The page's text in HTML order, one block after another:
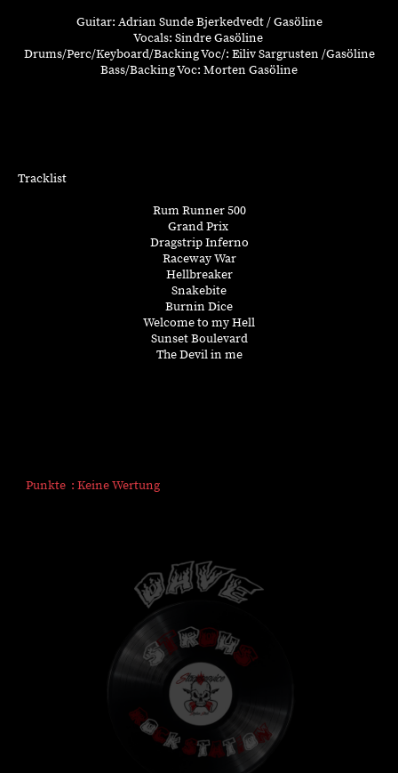
Tracklist
Rum Runner 500
Grand Prix
Dragstrip Inferno
Raceway War
Hellbreaker
Snakebite
Burnin Dice
Welcome to my Hell
Sunset Boulevard
The Devil in me
Guitar: Adrian Sunde Bjerkedvedt / Gasöline
Vocals: Sindre Gasöline
Drums/Perc/Keyboard/Backing Voc/: Eiliv Sargrusten /Gasöline
Bass/Backing Voc: Morten Gasöline
Punkte : Keine Wertung